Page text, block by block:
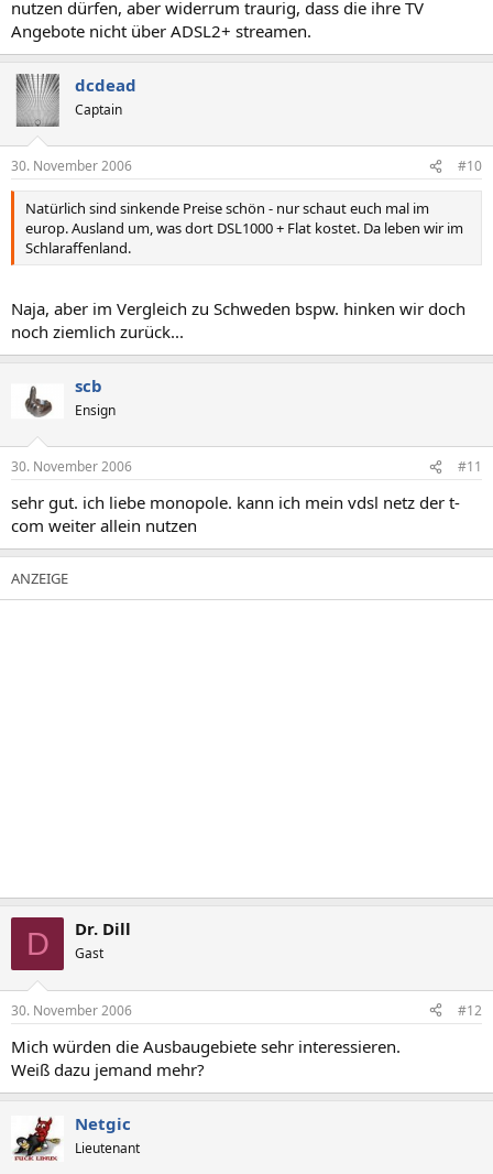
nutzen dürfen, aber widerrum traurig, dass die ihre TV
Angebote nicht über ADSL2+ streamen.
dcdead
Captain
30. November 2006 #10
Natürlich sind sinkende Preise schön - nur schaut euch mal im
europ. Ausland um, was dort DSL1000 + Flat kostet. Da leben wir im
Schlaraffenland.
Naja, aber im Vergleich zu Schweden bspw. hinken wir doch
noch ziemlich zurück...
scb
Ensign
30. November 2006 #11
sehr gut. ich liebe monopole. kann ich mein vdsl netz der t-
com weiter allein nutzen
D Dr. Dill
Gast
30. November 2006 #12
Mich würden die Ausbaugebiete sehr interessieren.
Weiß dazu jemand mehr?
Netgic
Lieutenant